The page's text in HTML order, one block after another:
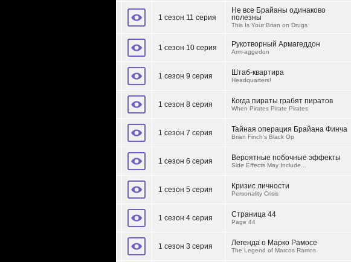
1 сезон 11 серия
Не все Брайаны одинаково
полезны
This Is Your Brian on Drugs
1 сезон 10 серия Рукотворный Армагеддон
Arm-aggedon
1 сезон 9 серия Штаб-квартира
Headquarters!
1 сезон 8 серия Когда пираты грабят пиратов
When Pirates Pirate Pirates
1 сезон 7 серия Тайная операция Брайана Финча
Brian Finch's Black Op
1 сезон 6 серия Вероятные побочные эффекты
Side Effects May Include...
1 сезон 5 серия Кризис личности
Personality Crisis
1 сезон 4 серия Страница 44
Page 44
1 сезон 3 серия Легенда о Марко Рамосе
The Legend of Marcos Ramos